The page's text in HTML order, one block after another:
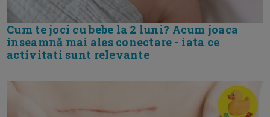
Cum te joci cu bebe la 2 luni? Acum joaca
inseamnă mai ales conectare - iata ce
activitati sunt relevante